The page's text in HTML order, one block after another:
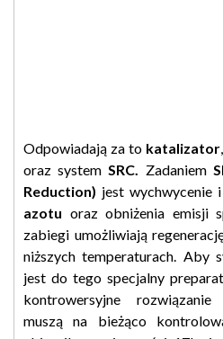
Odpowiadają za tokatalizator
oraz systemSRC. Zadaniem
Reduction) jest wychwycenie
azotu oraz obniżenia emisji
zabiegi umożliwiają
niższych temperaturach. Aby
jest do tego specjalny
kontrowersyjne
muszą na bieżąco